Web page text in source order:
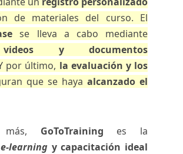
de materiales del curso. El
se lleva a cabo mediante
videos y documentos
por último, la evaluación y los
que se haya alcanzado el
más, GoToTraining es la
e-learning y capacitación ideal